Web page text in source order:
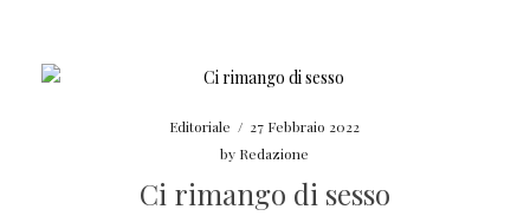
Editoriale / 27 Febbraio 2022
by Redazione
Ci rimango di sesso